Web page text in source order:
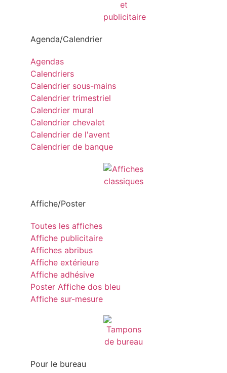
Agenda/Calendrier
Agendas
Calendriers
Calendrier sous-mains
Calendrier trimestriel
Calendrier mural
Calendrier chevalet
Calendrier de l'avent
Calendrier de banque
Affiche/Poster
Toutes les affiches
Affiche publicitaire
Affiches abribus
Affiche extérieure
Affiche adhésive
Poster Affiche dos bleu
Affiche sur-mesure
Pour le bureau